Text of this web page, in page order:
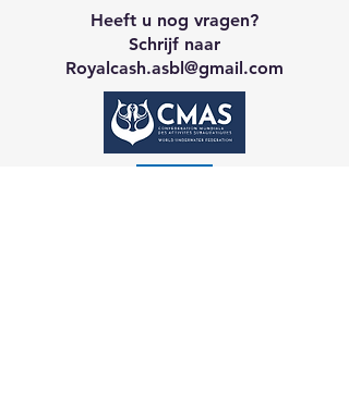
Heeft u nog vragen?
Schrijf naar
Royalcash.asbl@gmail.com